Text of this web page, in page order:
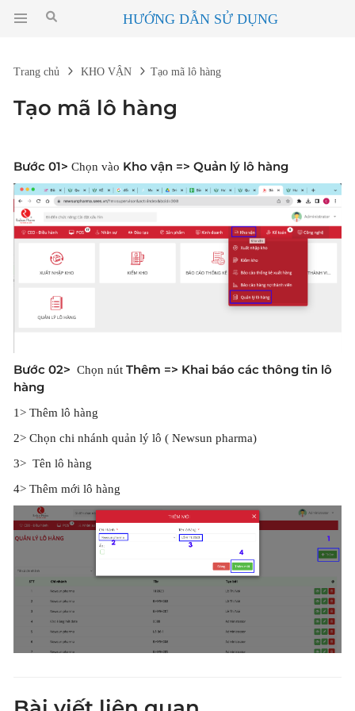
HƯỚNG DẪN SỬ DỤNG
Trang chủ KHO VẬN Tạo mã lô hàng
Tạo mã lô hàng
Bước 01> Chọn vào Kho vận => Quản lý lô hàng
Bước 02> Chọn nút Thêm => Khai báo các thông tin lô
hàng
1> Thêm lô hàng
2> Chọn chi nhánh quản lý lô ( Newsun pharma)
3> Tên lô hàng
4> Thêm mới lô hàng